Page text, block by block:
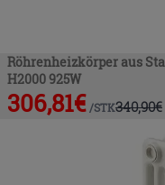
Röhrenheizkörper aus
H2000 925W
306,81€ /STK340,90€